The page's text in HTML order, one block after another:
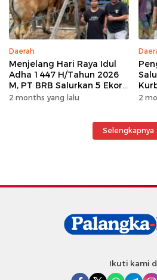
Daerah
Menjelang Hari Raya Idul
Adha 1447 H/Tahun 2026
M, PT BRB Salurkan 5 Ekor
Hewan Kurban Kepada
2 months yang lalu 2
Selengkapnya
Ikuti kami